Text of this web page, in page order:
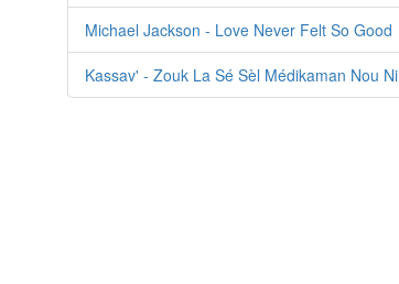
Michael Jackson - Love Never Felt So Good
Kassav' - Zouk La Sé Sèl Médikaman Nou Ni